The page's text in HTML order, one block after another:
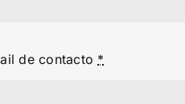
de contacto *